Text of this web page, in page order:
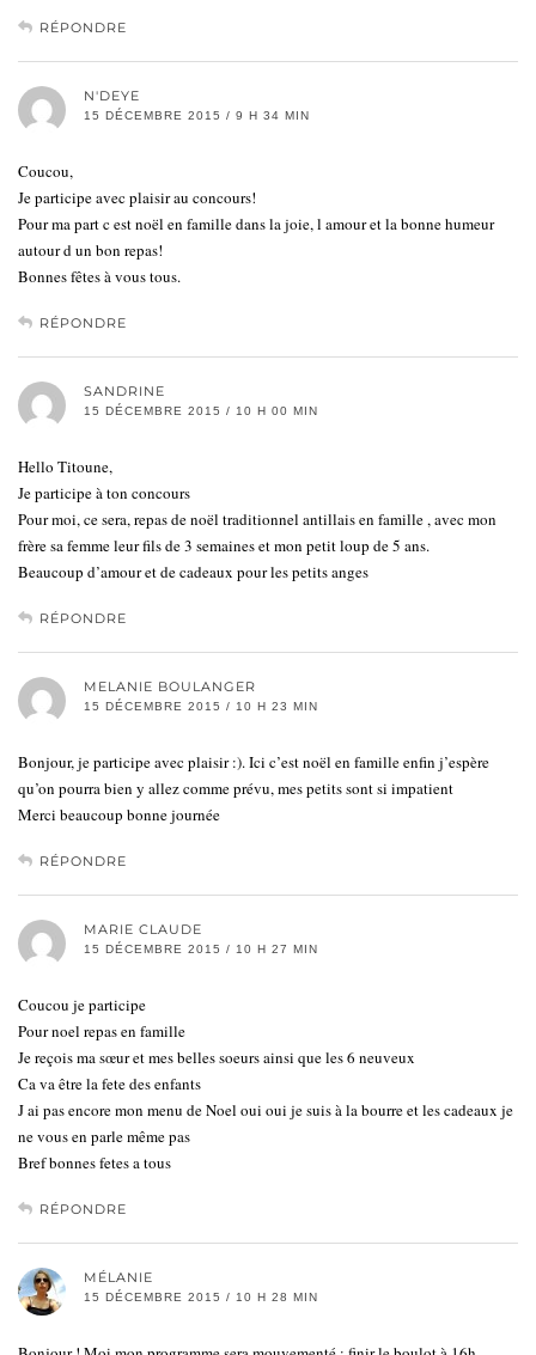
RÉPONDRE
N'DEYE
15 DÉCEMBRE 2015 / 9 H 34 MIN
Coucou,
Je participe avec plaisir au concours!
Pour ma part c est noël en famille dans la joie, l amour et la bonne humeur
autour d un bon repas!
Bonnes fêtes à vous tous.
RÉPONDRE
SANDRINE
15 DÉCEMBRE 2015 / 10 H 00 MIN
Hello Titoune,
Je participe à ton concours
Pour moi, ce sera, repas de noël traditionnel antillais en famille , avec mon
frère sa femme leur fils de 3 semaines et mon petit loup de 5 ans.
Beaucoup d’amour et de cadeaux pour les petits anges
RÉPONDRE
MELANIE BOULANGER
15 DÉCEMBRE 2015 / 10 H 23 MIN
Bonjour, je participe avec plaisir :). Ici c’est noël en famille enfin j’espère
qu’on pourra bien y allez comme prévu, mes petits sont si impatient
Merci beaucoup bonne journée
RÉPONDRE
MARIE CLAUDE
15 DÉCEMBRE 2015 / 10 H 27 MIN
Coucou je participe
Pour noel repas en famille
Je reçois ma sœur et mes belles soeurs ainsi que les 6 neuveux
Ca va être la fete des enfants
J ai pas encore mon menu de Noel oui oui je suis à la bourre et les cadeaux je
ne vous en parle même pas
Bref bonnes fetes a tous
RÉPONDRE
MÉLANIE
15 DÉCEMBRE 2015 / 10 H 28 MIN